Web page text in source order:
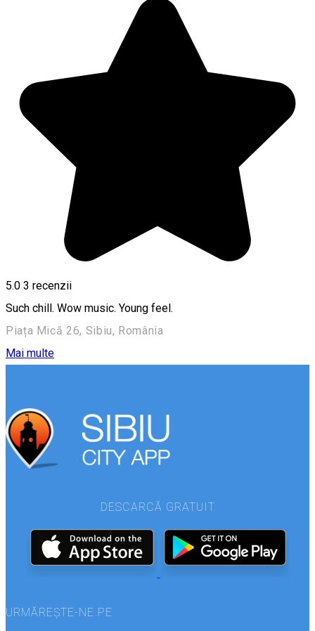
5.0 3 recenzii
Such chill. Wow music. Young feel.
Piața Mică 26, Sibiu, România
Mai multe
DESCARCĂ GRATUIT
URMĂREȘTE-NE PE